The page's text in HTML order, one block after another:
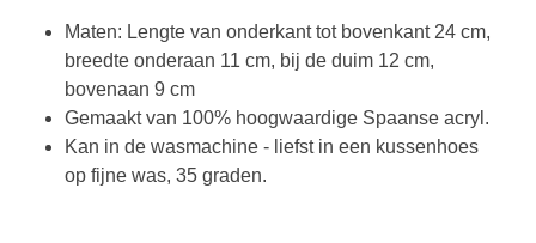
Maten: Lengte van onderkant tot bovenkant 24 cm,
breedte onderaan 11 cm, bij de duim 12 cm,
bovenaan 9 cm
Gemaakt van 100% hoogwaardige Spaanse acryl.
Kan in de wasmachine - liefst in een kussenhoes
op fijne was, 35 graden.